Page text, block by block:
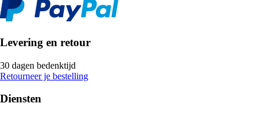
Levering en retour
30 dagen bedenktijd
Retourneer je bestelling
Diensten